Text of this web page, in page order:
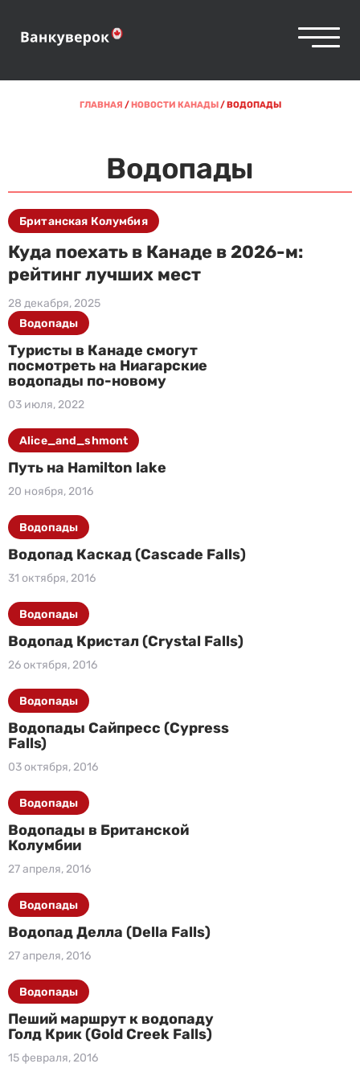
ГЛАВНАЯ /НОВОСТИ КАНАДЫ/ВОДОПАДЫ
Водопады
Куда поехать в Канаде в 2026-м:
рейтинг лучших мест
28 декабря, 2025
Британская Колумбия
Туристы в Канаде смогут
посмотреть на Ниагарские
водопады по-новому
03 июля, 2022
Водопады
Путь на Hamilton lake
20 ноября, 2016
Alice_and_shmont
Водопад Каскад (Cascade Falls)
31 октября, 2016
Водопады
Водопад Кристал (Crystal Falls)
26 октября, 2016
Водопады
Водопады Сайпресс (Cypress
Falls)
03 октября, 2016
Водопады
Водопады в Британской
Колумбии
27 апреля, 2016
Водопады
Водопад Делла (Della Falls)
27 апреля, 2016
Водопады
Пеший маршрут к водопаду
Голд Крик (Gold Creek Falls)
15 февраля, 2016
Водопады